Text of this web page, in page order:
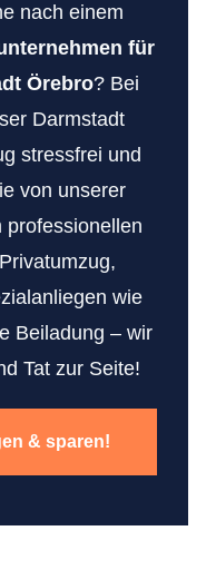
nach einem
für
Örebro? Bei
Darmstadt
stressfrei und
von unserer
professionellen
wie
Beiladung – wir
Tat zur Seite!
& sparen!